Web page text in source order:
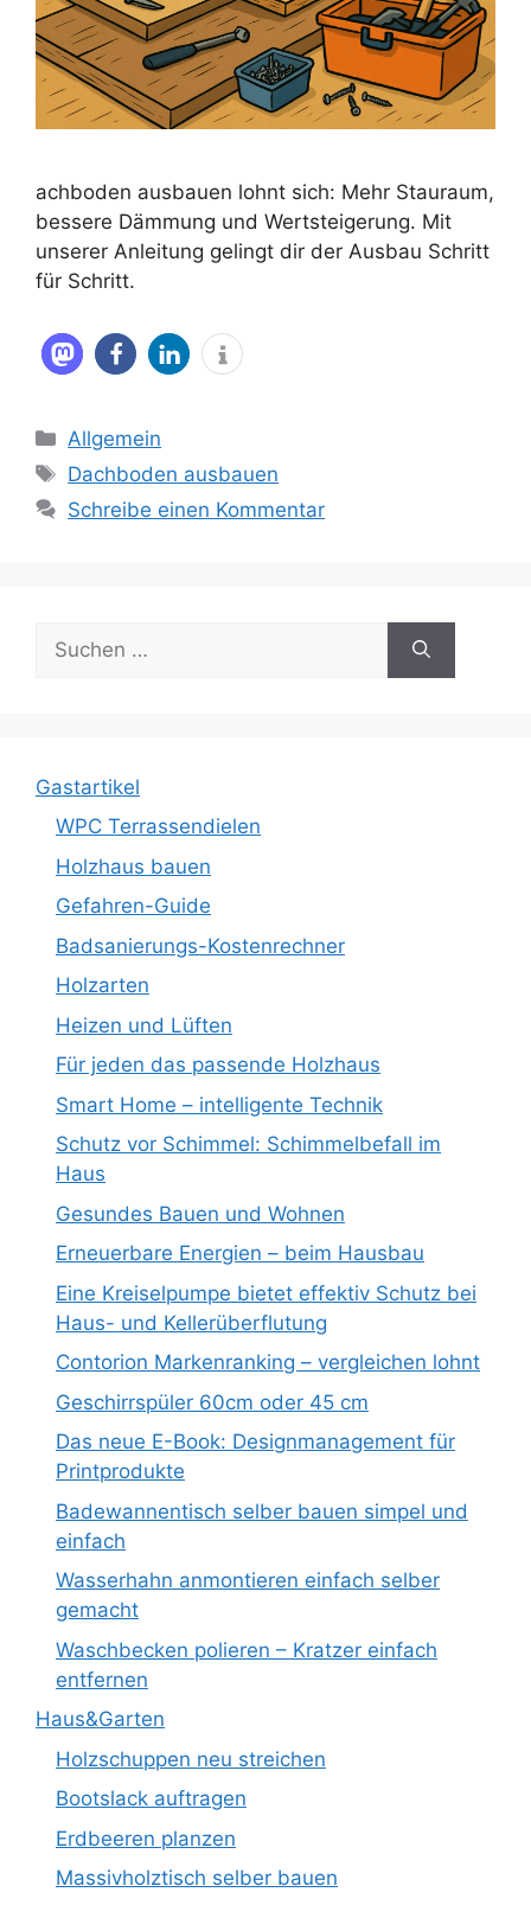
achboden ausbauen lohnt sich: Mehr Stauraum,
bessere Dämmung und Wertsteigerung. Mit
unserer Anleitung gelingt dir der Ausbau Schritt
für Schritt.
Kategorien
Allgemein
Schlagwörter
Dachboden ausbauen
Schreibe einen Kommentar
nach:
Gastartikel
WPC Terrassendielen
Holzhaus bauen
Gefahren-Guide
Badsanierungs-Kostenrechner
Holzarten
Heizen und Lüften
Für jeden das passende Holzhaus
Smart Home – intelligente Technik
Schutz vor Schimmel: Schimmelbefall im
Haus
Gesundes Bauen und Wohnen
Erneuerbare Energien – beim Hausbau
Eine Kreiselpumpe bietet effektiv Schutz bei
Haus- und Kellerüberflutung
Contorion Markenranking – vergleichen lohnt
Geschirrspüler 60cm oder 45 cm
Das neue E-Book: Designmanagement für
Printprodukte
Badewannentisch selber bauen simpel und
einfach
Wasserhahn anmontieren einfach selber
gemacht
Waschbecken polieren – Kratzer einfach
entfernen
Haus&Garten
Holzschuppen neu streichen
Bootslack auftragen
Erdbeeren planzen
Massivholztisch selber bauen